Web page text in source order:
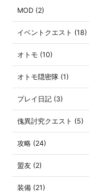
MOD (2)
イベントクエスト (18)
オトモ (10)
オトモ隠密隊 (1)
プレイ日記 (3)
傀異討究クエスト (5)
攻略 (24)
盟友 (2)
装備 (21)